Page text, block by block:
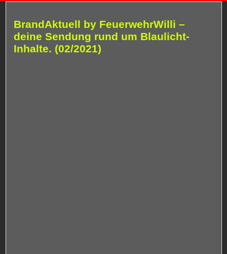
BrandAktuell by FeuerwehrWilli –
deine Sendung rund um Blaulicht-
Inhalte. (02/2021)